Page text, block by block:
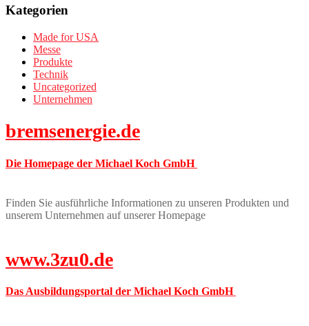
Kategorien
Made for USA
Messe
Produkte
Technik
Uncategorized
Unternehmen
bremsenergie.de
Die Homepage der Michael Koch GmbH
Finden Sie ausführliche Informationen zu unseren Produkten und
unserem Unternehmen auf unserer Homepage
www.3zu0.de
Das Ausbildungsportal der Michael Koch GmbH